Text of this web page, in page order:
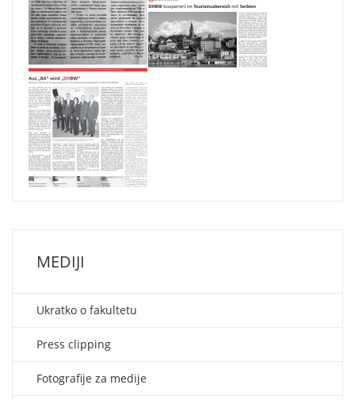
MEDIJI
Ukratko o fakultetu
Press clipping
Fotografije za medije